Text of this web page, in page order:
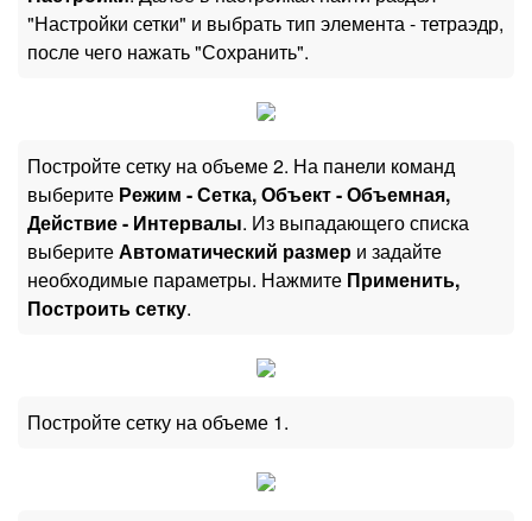
"Настройки сетки" и выбрать тип элемента - тетраэдр,
после чего нажать "Сохранить".
Постройте сетку на объеме 2. На панели команд
выберите Режим - Сетка, Объект - Объемная,
Действие - Интервалы. Из выпадающего списка
выберитеАвтоматический размер и задайте
необходимые параметры. Нажмите Применить,
Построить сетку.
Постройте сетку на объеме 1.